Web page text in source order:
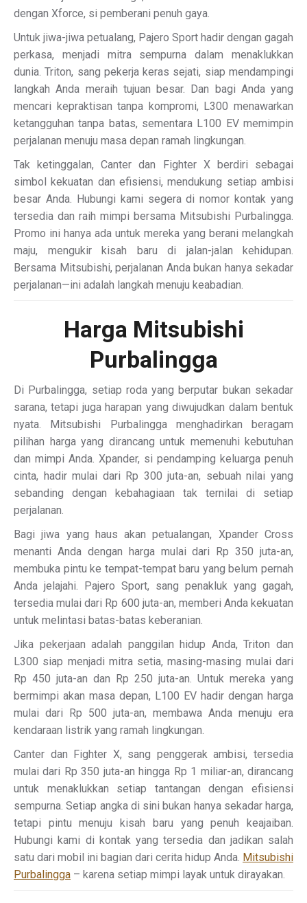
dengan Xforce, si pemberani penuh gaya.
Untuk jiwa-jiwa petualang, Pajero Sport hadir dengan gagah
perkasa, menjadi mitra sempurna dalam menaklukkan
dunia. Triton, sang pekerja keras sejati, siap mendampingi
langkah Anda meraih tujuan besar. Dan bagi Anda yang
mencari kepraktisan tanpa kompromi, L300 menawarkan
ketangguhan tanpa batas, sementara L100 EV memimpin
perjalanan menuju masa depan ramah lingkungan.
Tak ketinggalan, Canter dan Fighter X berdiri sebagai
simbol kekuatan dan efisiensi, mendukung setiap ambisi
besar Anda. Hubungi kami segera di nomor kontak yang
tersedia dan raih mimpi bersama Mitsubishi Purbalingga.
Promo ini hanya ada untuk mereka yang berani melangkah
maju, mengukir kisah baru di jalan-jalan kehidupan.
Bersama Mitsubishi, perjalanan Anda bukan hanya sekadar
perjalanan—ini adalah langkah menuju keabadian.
Harga Mitsubishi
Purbalingga
Di Purbalingga, setiap roda yang berputar bukan sekadar
sarana, tetapi juga harapan yang diwujudkan dalam bentuk
nyata. Mitsubishi Purbalingga menghadirkan beragam
pilihan harga yang dirancang untuk memenuhi kebutuhan
dan mimpi Anda. Xpander, si pendamping keluarga penuh
cinta, hadir mulai dari Rp 300 juta-an, sebuah nilai yang
sebanding dengan kebahagiaan tak ternilai di setiap
perjalanan.
Bagi jiwa yang haus akan petualangan, Xpander Cross
menanti Anda dengan harga mulai dari Rp 350 juta-an,
membuka pintu ke tempat-tempat baru yang belum pernah
Anda jelajahi. Pajero Sport, sang penakluk yang gagah,
tersedia mulai dari Rp 600 juta-an, memberi Anda kekuatan
untuk melintasi batas-batas keberanian.
Jika pekerjaan adalah panggilan hidup Anda, Triton dan
L300 siap menjadi mitra setia, masing-masing mulai dari
Rp 450 juta-an dan Rp 250 juta-an. Untuk mereka yang
bermimpi akan masa depan, L100 EV hadir dengan harga
mulai dari Rp 500 juta-an, membawa Anda menuju era
kendaraan listrik yang ramah lingkungan.
Canter dan Fighter X, sang penggerak ambisi, tersedia
mulai dari Rp 350 juta-an hingga Rp 1 miliar-an, dirancang
untuk menaklukkan setiap tantangan dengan efisiensi
sempurna. Setiap angka di sini bukan hanya sekadar harga,
tetapi pintu menuju kisah baru yang penuh keajaiban.
Hubungi kami di kontak yang tersedia dan jadikan salah
satu dari mobil ini bagian dari cerita hidup Anda. Mitsubishi
Purbalingga – karena setiap mimpi layak untuk dirayakan.